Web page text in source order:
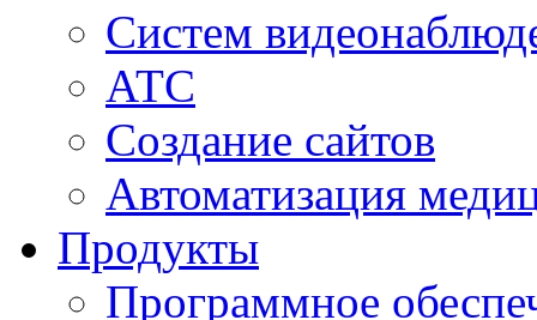
Cистем
АТС
Создание сайтов
Автоматизация
Продукты
Программное